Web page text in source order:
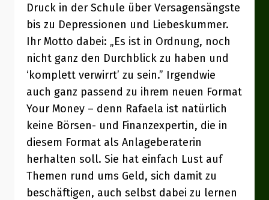
Druck in der Schule über Versagensängste
bis zu Depressionen und Liebeskummer.
Ihr Motto dabei: „Es ist in Ordnung, noch
nicht ganz den Durchblick zu haben und
‘komplett verwirrt’ zu sein.” Irgendwie
auch ganz passend zu ihrem neuen Format
Your Money – denn Rafaela ist natürlich
keine Börsen- und Finanzexpertin, die in
diesem Format als Anlageberaterin
herhalten soll. Sie hat einfach Lust auf
Themen rund ums Geld, sich damit zu
beschäftigen, auch selbst dabei zu lernen